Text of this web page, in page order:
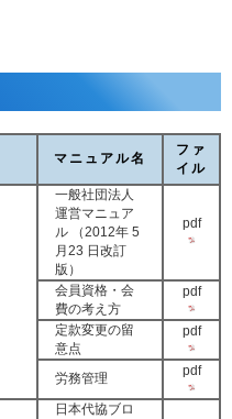
マニュアル名
ファ
イル
一般社団法人
運営マニュア
ル （2012年 5
月23 日改訂
版）
pdf
会員資格・会
費の考え方
pdf
定款変更の留
意点
pdf
労務管理
pdf
日本代協ブロ